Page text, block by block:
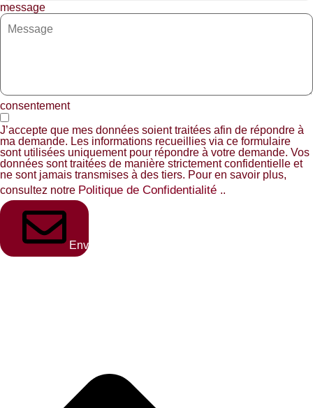
message
consentement
J’accepte que mes données soient traitées afin de répondre à
ma demande. Les informations recueillies via ce formulaire
sont utilisées uniquement pour répondre à votre demande. Vos
données sont traitées de manière strictement confidentielle et
ne sont jamais transmises à des tiers. Pour en savoir plus,
consultez notre Politique de Confidentialité ..
Envoyer